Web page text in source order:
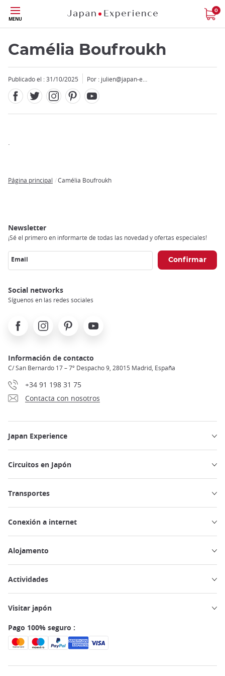
Tamaño
MENU
0
Camélia Boufroukh
Publicado el : 31/10/2025 Por : julien@japan-e…
.
Close
for
trap
after
iframe
Página principal Camélia Boufroukh
Newsletter
¡Sé el primero en informarte de todas las novedad y ofertas especiales!
Email
Social networks
Síguenos en las redes sociales
FacebookInstagramPinterest Youtube
Información de contacto
C/ San Bernardo 17 – 7º Despacho 9, 28015 Madrid, España
+34 91 198 31 75
Contacta con nosotros
Japan Experience
Circuitos en Japón
Transportes
Conexión a internet
Alojamento
Actividades
Visitar japón
Pago 100% seguro :